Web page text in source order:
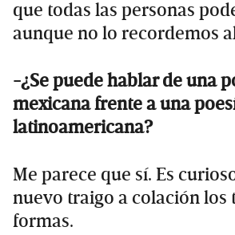
que todas las personas
aunque no lo recordemos
-¿Se puede hablar de una
mexicana frente a una
latinoamericana?
Me parece que sí. Es
nuevo traigo a colación los
formas.